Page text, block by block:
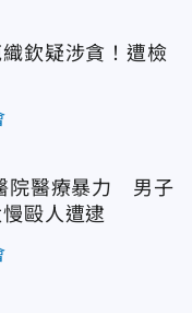
欽疑涉貪！遭檢
院醫療暴力 男子
毆人遭逮